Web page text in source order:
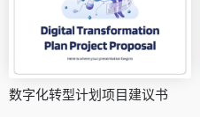
数字化转型计划项目建议书